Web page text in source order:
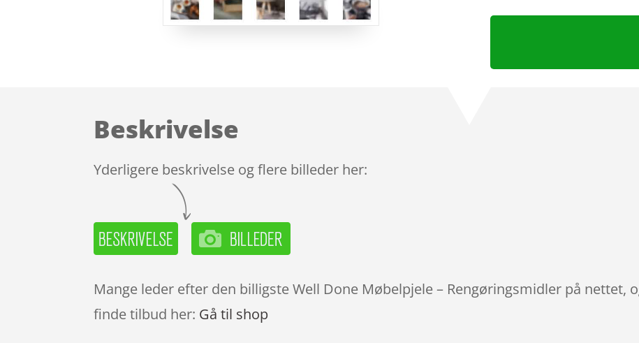
Beskrivelse
Yderligere beskrivelse og flere billeder her:
Mange leder efter den billigste Well Done Møbelpjele – Rengøringsmidler på nettet,
finde tilbud her: Gå til shop